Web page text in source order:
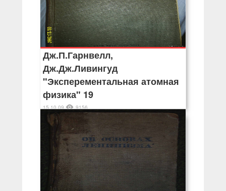
Дж.П.Гарнвелл,
Дж.Дж.Ливингуд
"Эксперементальная атомная
физика" 19
15.10.09
9156
Антикварные книги до 50х годов ХХв.